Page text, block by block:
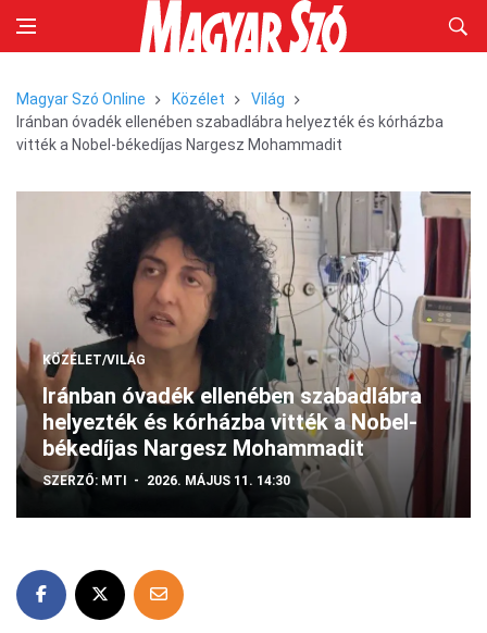
Magyar Szó Online Közélet
Világ
Iránban óvadék ellenében szabadlábra helyezték és kórházba
vitték a Nobel-békedíjas Nargesz Mohammadit
KÖZÉLET/VILÁG
Iránban óvadék ellenében szabadlábra
helyezték és kórházba vitték a Nobel-
békedíjas Nargesz Mohammadit
SZERZŐ: MTI 2026. MÁJUS 11. 14:30